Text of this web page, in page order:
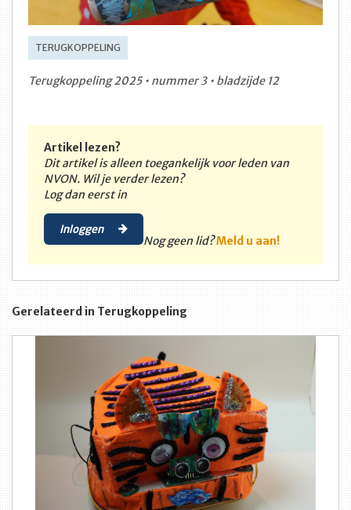
TERUGKOPPELING
Terugkoppeling 2025 • nummer 3 • bladzijde 12
Artikel lezen?
Dit artikel is alleen toegankelijk voor leden van
NVON. Wil je verder lezen?
Log dan eerst in
Inloggen
Nog geen lid?Meld u aan!
Gerelateerd in Terugkoppeling